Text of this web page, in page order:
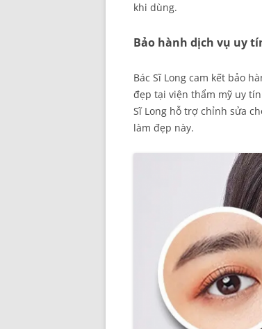
khi dùng.
Bảo hành dịch vụ uy
Bác Sĩ Long cam kết bảo
đẹp tại viện thẩm mỹ uy
Sĩ Long hỗ trợ chỉnh sửa
làm đẹp này.